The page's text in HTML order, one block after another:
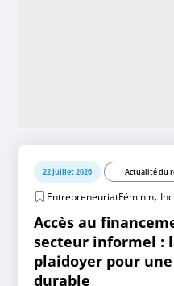
22 juillet 2026 Actualité du
EntrepreneuriatFéminin,
Accès au
secteur informel :
plaidoyer pour
durable